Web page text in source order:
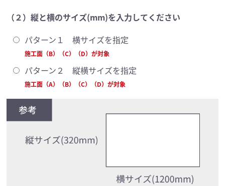
（２）縦と横のサイズ(mm)を入力してください
パターン１ 横サイズを指定
施工面（B）（C）（D）が対象
パターン２ 縦横サイズを指定
施工面（A）（B）（C）（D）が対象